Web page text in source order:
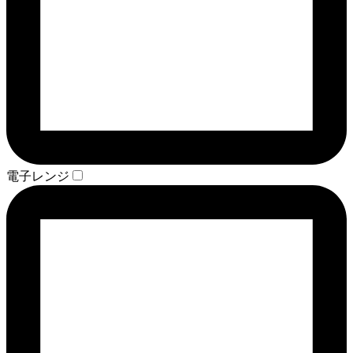
電子レンジ